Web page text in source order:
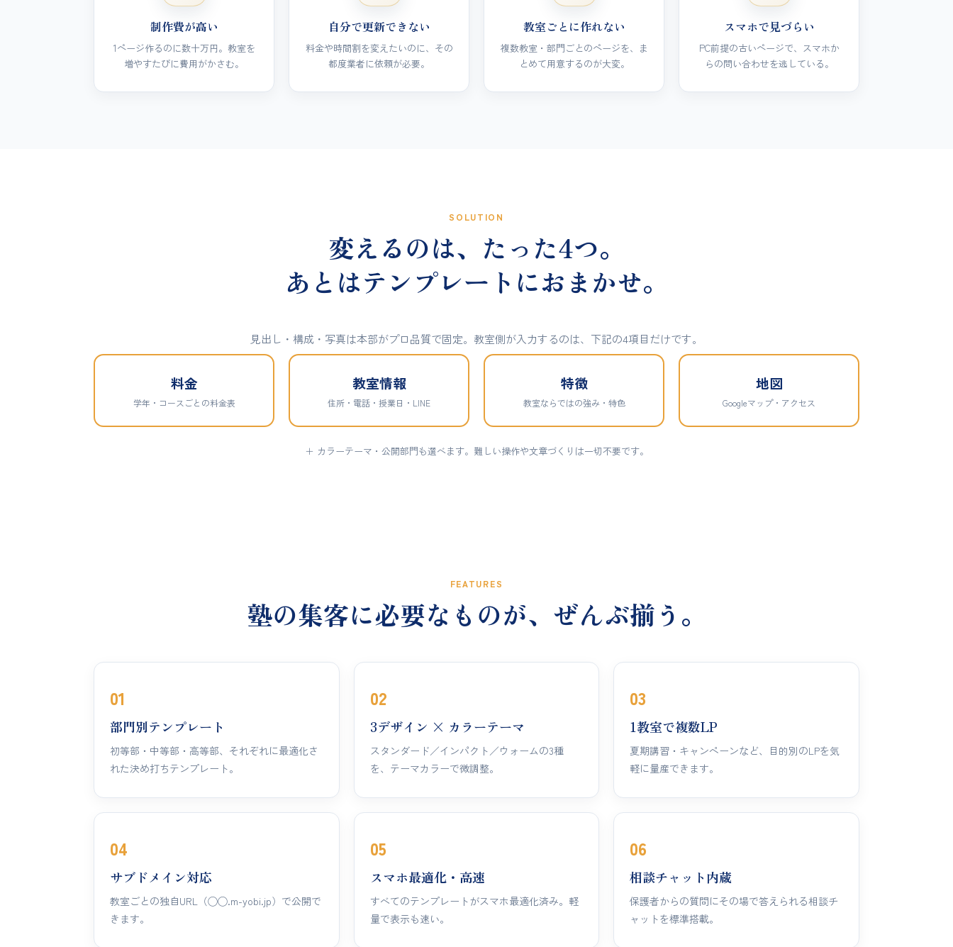
制作費が高い
1ページ作るのに数十万円。教室を
増やすたびに費用がかさむ。
自分で更新できない
料金や時間割を変えたいのに、その
都度業者に依頼が必要。
教室ごとに作れない
複数教室・部門ごとのページを、ま
とめて用意するのが大変。
スマホで見づらい
PC前提の古いページで、スマホか
らの問い合わせを逃している。
SOLUTION
変えるのは、たった4つ。
あとはテンプレートにおまかせ。
見出し・構成・写真は本部がプロ品質で固定。教室側が入力するのは、下記の4項目だけです。
料金
学年・コースごとの料金表
教室情報
住所・電話・授業日・LINE
特徴
教室ならではの強み・特色
地図
Googleマップ・アクセス
＋ カラーテーマ・公開部門も選べます。難しい操作や文章づくりは一切不要です。
FEATURES
塾の集客に必要なものが、ぜんぶ揃う。
01
部門別テンプレート
初等部・中等部・高等部、それぞれに最適化さ
れた決め打ちテンプレート。
02
3デザイン × カラーテーマ
スタンダード／インパクト／ウォームの3種
を、テーマカラーで微調整。
03
1教室で複数LP
夏期講習・キャンペーンなど、目的別のLPを気
軽に量産できます。
04
サブドメイン対応
教室ごとの独自URL（◯◯.m-yobi.jp）で公開で
きます。
05
スマホ最適化・高速
すべてのテンプレートがスマホ最適化済み。軽
量で表示も速い。
06
相談チャット内蔵
保護者からの質問にその場で答えられる相談チ
ャットを標準搭載。